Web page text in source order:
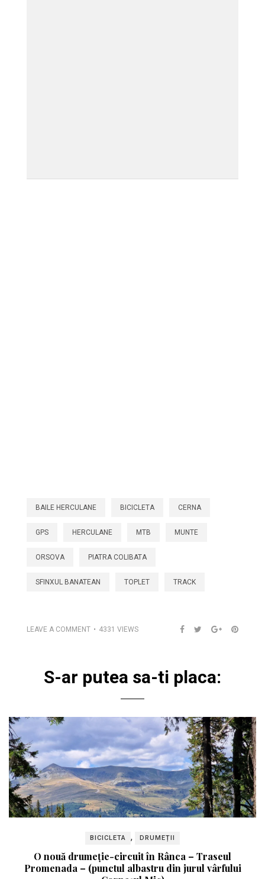
BAILE HERCULANE BICICLETA CERNA
GPS HERCULANE MTB MUNTE
ORSOVA PIATRA COLIBATA
SFINXUL BANATEAN TOPLET TRACK
LEAVE A COMMENT 4331 VIEWS
S-ar putea sa-ti placa:
BICICLETA , DRUMEȚII
O nouă drumeție-circuit în Rânca – Traseul
Promenada – (punctul albastru din jurul vârfului